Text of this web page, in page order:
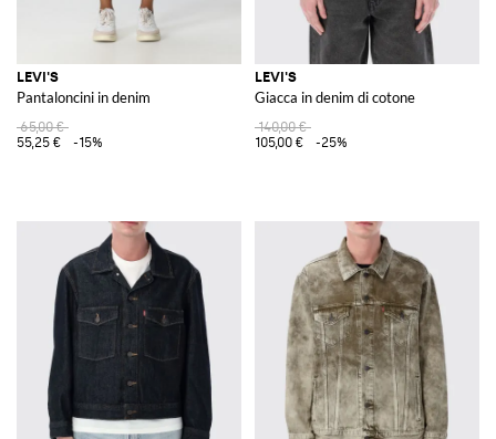
LEVI'S
Pantaloncini in denim
65,00 €
55,25 €
-15%
LEVI'S
Giacca in denim di cotone
140,00 €
105,00 €
-25%